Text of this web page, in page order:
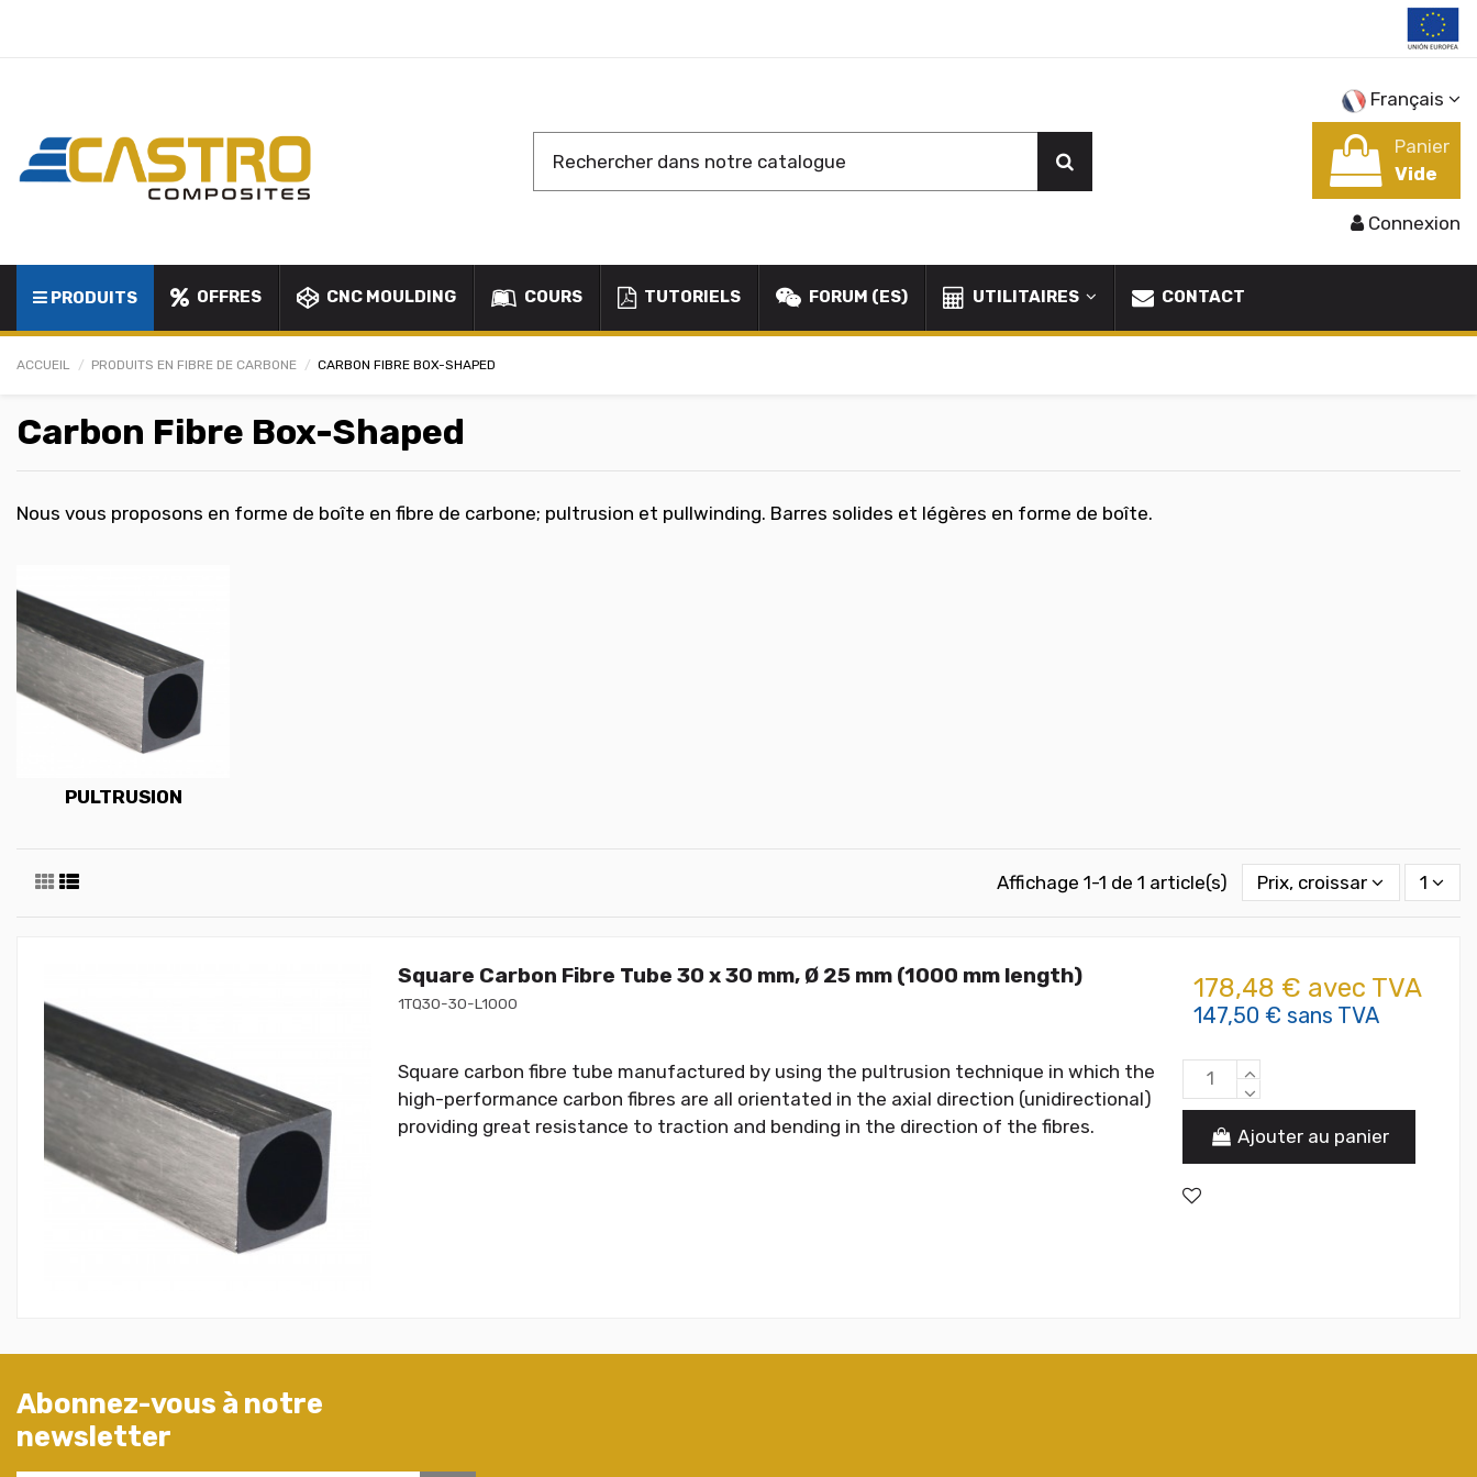
Français
Panier
Vide
Connexion
PRODUITS OFFRES CNC MOULDING COURS TUTORIELS FORUM (ES) UTILITAIRES CONTACT
ACCUEIL PRODUITS EN FIBRE DE CARBONE CARBON FIBRE BOX-SHAPED
Carbon Fibre Box-Shaped
Nous vous proposons en forme de boîte en fibre de carbone; pultrusion et pullwinding. Barres solides et légères en forme de boîte.
PULTRUSION
Affichage 1-1 de 1 article(s) Prix, croissant 1
Square Carbon Fibre Tube 30 x 30 mm, Ø 25 mm (1000 mm length)
1TQ30-30-L1000
Square carbon fibre tube manufactured by using the pultrusion technique in which the
high-performance carbon fibres are all orientated in the axial direction (unidirectional)
providing great resistance to traction and bending in the direction of the fibres.
178,48 € avec TVA
147,50 € sans TVA
Ajouter au panier
Abonnez-vous à notre
newsletter